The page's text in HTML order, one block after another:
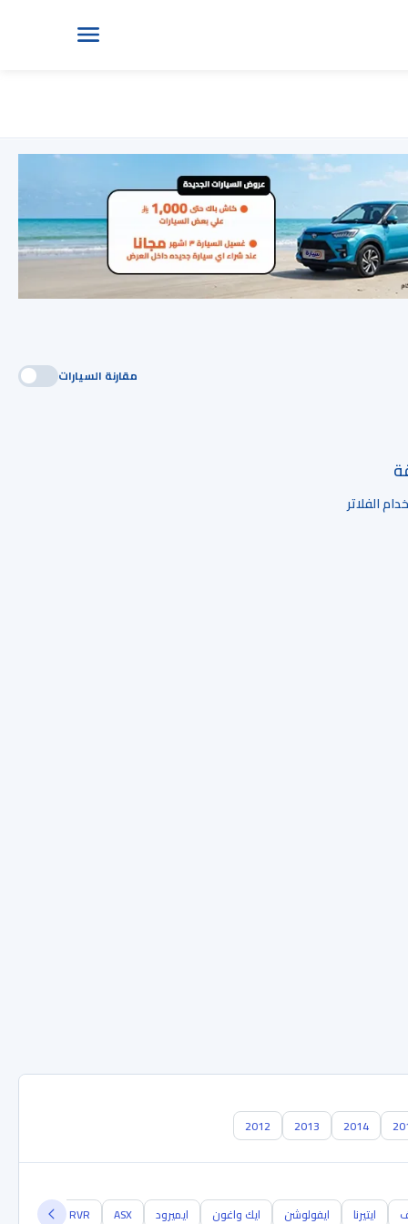
مقارنة السيارات
الفلاتر
2014
2013
2012
ايتيرنا ايفولوشن ايك واغون ايميرود ASX
RVR اوتلاندر